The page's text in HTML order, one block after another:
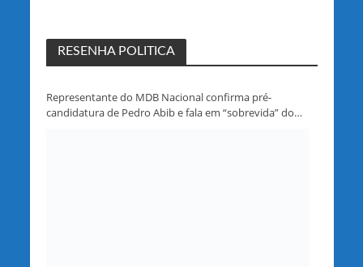
RESENHA POLITICA
Representante do MDB Nacional confirma pré-
candidatura de Pedro Abib e fala em “sobrevida” do